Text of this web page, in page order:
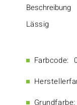
Beschreibung
Lässig
Farbcode:
Grundfarbe: